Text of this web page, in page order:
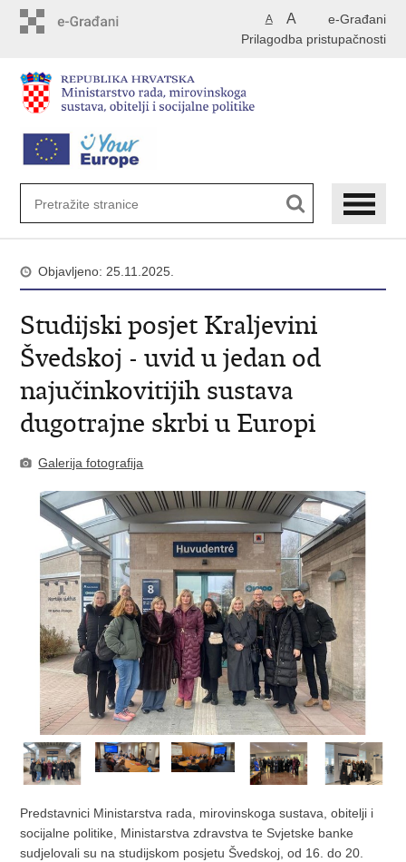
e-Građani
A A
Prilagodba pristupačnosti
Objavljeno: 25.11.2025.
Studijski posjet Kraljevini
Švedskoj - uvid u jedan od
najučinkovitijih sustava
dugotrajne skrbi u Europi
Galerija fotografija
Predstavnici Ministarstva rada, mirovinskoga sustava, obitelji i
socijalne politike, Ministarstva zdravstva te Svjetske banke
sudjelovali su na studijskom posjetu Švedskoj, od 16. do 20.